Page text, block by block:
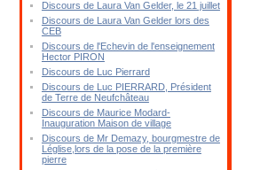
Discours de Laura Van Gelder, le 21 juillet
Discours de Laura Van Gelder lors des
CEB
Discours de l'Echevin de l'enseignement
Hector PIRON
Discours de Luc Pierrard
Discours de Luc PIERRARD, Président
de Terre de Neufchâteau
Discours de Maurice Modard-
Inauguration Maison de village
Discours de Mr Demazy, bourgmestre de
Léglise,lors de la pose de la première
pierre